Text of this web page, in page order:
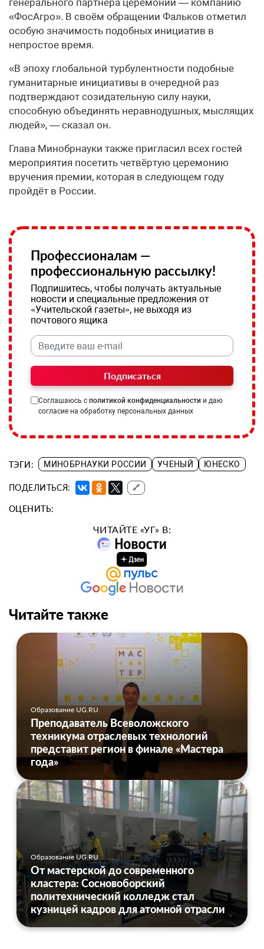
генерального партнёра церемонии — компанию
«ФосАгро». В своём обращении Фальков отметил
особую значимость подобных инициатив в
непростое время.
«В эпоху глобальной турбулентности подобные
гуманитарные инициативы в очередной раз
подтверждают созидательную силу науки,
способную объединять неравнодушных, мыслящих
людей», — сказал он.
Глава Минобрнауки также пригласил всех гостей
мероприятия посетить четвёртую церемонию
вручения премии, которая в следующем году
пройдёт в России.
Профессионалам —
профессиональную рассылку!
Подпишитесь, чтобы получать актуальные
новости и специальные предложения от
«Учительской газеты», не выходя из
почтового ящика
Подписаться
Соглашаюсь с политикой конфиденциальности и даю
согласие на обработку персональных данных
ТЭГИ: МИНОБРНАУКИ РОССИИ УЧЕНЫЙ ЮНЕСКО
ПОДЕЛИТЬСЯ: 🔗
ОЦЕНИТЬ:
ЧИТАЙТЕ «УГ» В:
Читайте также
Образование UG.RU
Преподаватель Всеволожского
техникума отраслевых технологий
представит регион в финале «Мастера
года»
Образование UG.RU
От мастерской до современного
кластера: Сосновоборский
политехнический колледж стал
кузницей кадров для атомной отрасли